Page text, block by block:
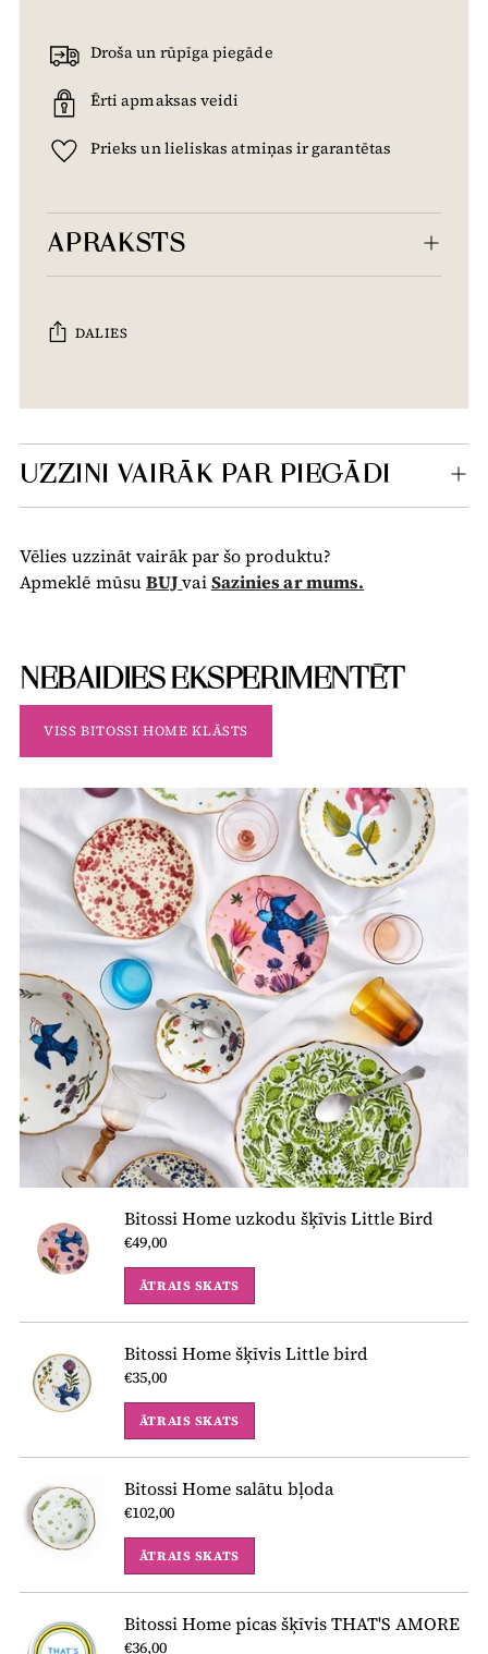
Droša un rūpīga piegāde
Ērti apmaksas veidi
Prieks un lieliskas atmiņas ir garantētas
APRAKSTS
DALIES
grozam...
UZZINI VAIRĀK PAR PIEGĀDI
Vēlies uzzināt vairāk par šo produktu?
Apmeklē mūsuBUJvaiSazinies ar mums.
NEBAIDIES EKSPERIMENTĒT
VISS BITOSSI HOME KLĀSTS
Bitossi Home uzkodu šķīvis Little Bird
€49,00
ĀTRAIS SKATS
Bitossi Home šķīvis Little bird
€35,00
ĀTRAIS SKATS
Bitossi Home salātu bļoda
€102,00
ĀTRAIS SKATS
Bitossi Home picas šķīvis THAT'S AMORE
€36,00